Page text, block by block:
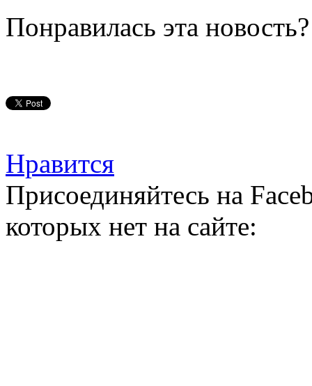
Понравилась эта
Нравится
Присоединяйтесь на
которых нет на сайте: